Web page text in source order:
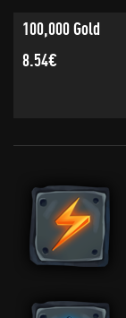
100,000 Gold
8.54€